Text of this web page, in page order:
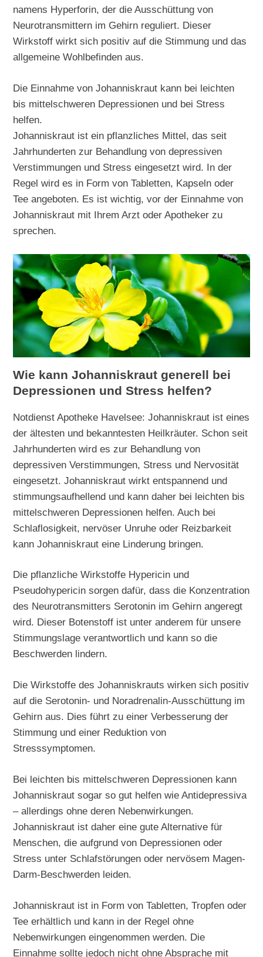
namens Hyperforin, der die Ausschüttung von
Neurotransmittern im Gehirn reguliert. Dieser
Wirkstoff wirkt sich positiv auf die Stimmung und das
allgemeine Wohlbefinden aus.
Die Einnahme von Johanniskraut kann bei leichten
bis mittelschweren Depressionen und bei Stress
helfen.
Johanniskraut ist ein pflanzliches Mittel, das seit
Jahrhunderten zur Behandlung von depressiven
Verstimmungen und Stress eingesetzt wird. In der
Regel wird es in Form von Tabletten, Kapseln oder
Tee angeboten. Es ist wichtig, vor der Einnahme von
Johanniskraut mit Ihrem Arzt oder Apotheker zu
sprechen.
Wie kann Johanniskraut generell bei
Depressionen und Stress helfen?
Notdienst Apotheke Havelsee: Johanniskraut ist eines
der ältesten und bekanntesten Heilkräuter. Schon seit
Jahrhunderten wird es zur Behandlung von
depressiven Verstimmungen, Stress und Nervosität
eingesetzt. Johanniskraut wirkt entspannend und
stimmungsaufhellend und kann daher bei leichten bis
mittelschweren Depressionen helfen. Auch bei
Schlaflosigkeit, nervöser Unruhe oder Reizbarkeit
kann Johanniskraut eine Linderung bringen.
Die pflanzliche Wirkstoffe Hypericin und
Pseudohypericin sorgen dafür, dass die Konzentration
des Neurotransmitters Serotonin im Gehirn angeregt
wird. Dieser Botenstoff ist unter anderem für unsere
Stimmungslage verantwortlich und kann so die
Beschwerden lindern.
Die Wirkstoffe des Johanniskrauts wirken sich positiv
auf die Serotonin- und Noradrenalin-Ausschüttung im
Gehirn aus. Dies führt zu einer Verbesserung der
Stimmung und einer Reduktion von
Stresssymptomen.
Bei leichten bis mittelschweren Depressionen kann
Johanniskraut sogar so gut helfen wie Antidepressiva
– allerdings ohne deren Nebenwirkungen.
Johanniskraut ist daher eine gute Alternative für
Menschen, die aufgrund von Depressionen oder
Stress unter Schlafstörungen oder nervösem Magen-
Darm-Beschwerden leiden.
Johanniskraut ist in Form von Tabletten, Tropfen oder
Tee erhältlich und kann in der Regel ohne
Nebenwirkungen eingenommen werden. Die
Einnahme sollte jedoch nicht ohne Absprache mit